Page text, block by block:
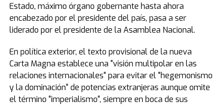
Estado, máximo órgano gobernante hasta ahora
encabezado por el presidente del país, pasa a ser
liderado por el presidente de la Asamblea Nacional.
En política exterior, el texto provisional de la nueva
Carta Magna establece una "visión multipolar en las
relaciones internacionales" para evitar el "hegemonismo
y la dominación" de potencias extranjeras aunque omite
el término "imperialismo", siempre en boca de sus